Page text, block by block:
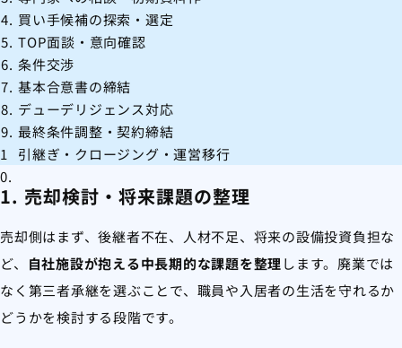
買い手候補の探索・選定
TOP面談・意向確認
条件交渉
基本合意書の締結
デューデリジェンス対応
最終条件調整・契約締結
引継ぎ・クロージング・運営移行
1. 売却検討・将来課題の整理
売却側はまず、後継者不在、人材不足、将来の設備投資負担な
ど、
自社施設が抱える中長期的な課題を整理 します。廃業では
なく第三者承継を選ぶことで、職員や入居者の生活を守れるか
どうかを検討する段階です。